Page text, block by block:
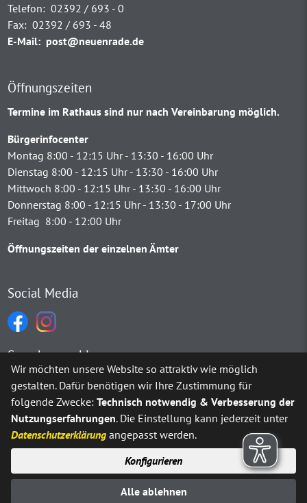
Telefon: 02392 / 693 - 0
Fax: 02392 / 693 - 48
E-Mail: post@neuenrade.de
Öffnungszeiten
Termine im Rathaus sind nur nach Vereinbarung möglich.
Bürgerinfocenter
Montag 8:00 - 12:15 Uhr - 13:30 - 16:00 Uhr
Dienstag 8:00 - 12:15 Uhr - 13:30 - 16:00 Uhr
Mittwoch 8:00 - 12:15 Uhr - 13:30 - 16:00 Uhr
Donnerstag 8:00 - 12:15 Uhr - 13:30 - 17:00 Uhr
Freitag 8:00 - 12:00 Uhr
Öffnungszeiten der einzelnen Ämter
Social Media
Sprachauswahl
Möchten Sie vonGoogle Translate bereitgestellte externe
Ja Immer
Impressum Datenschutz
Wir möchten unsere Website so attraktiv wie möglich
gestalten. Dafür benötigen wir Ihre Zustimmung für
folgende Zwecke:Technisch notwendig & Verbesserung der
Nutzungserfahrungen. Die Einstellung kann jederzeit unter
Datenschutzerklärung angepasst werden.
Konfigurieren
Alle ablehnen